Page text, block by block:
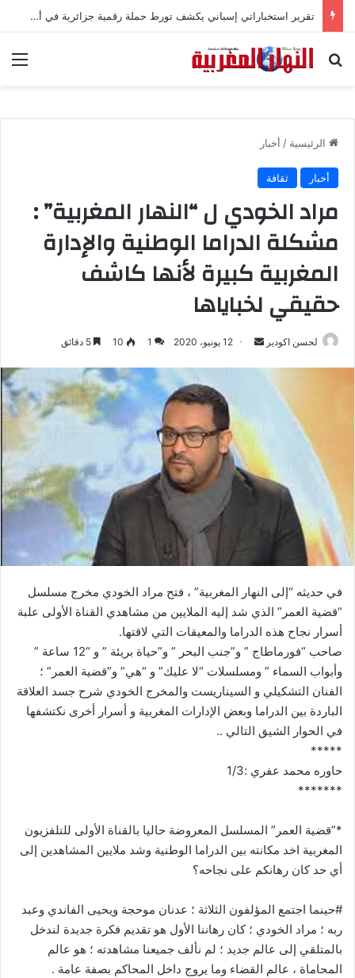
تقرير استخباراتي إسباني يكشف تورط حملة رقمية جزائرية في أحداث سبتة
بحث عن
الرئيسية / أخبار
أخبار ثقافة
مراد الخودي ل “النهار المغربية” :
مشكلة الدراما الوطنية والإدارة
المغربية كبيرة لأنها كاشف
حقيقي لخباياها
لحسن اكودير
ر
د
ر
12 يونيو، 2020 1
10
في حديثه “إلى النهار المغربية” ، فتح مراد الخودي مخرج مسلسل
“قضية العمر” الذي شد إليه الملايين من مشاهدي القناة الأولى علبة
أسرار نجاح هذه الدراما والمعيقات التي لاقتها.
صاحب “فورماطاج ” و”جنب البحر ” و”حياة بريئة ” و “12 ساعة ”
وأبواب السماء ” ومسلسلات “لا عليك” و “هي” و”قضية العمر” ؛
الفنان التشكيلي و السيناريست والمخرج الخودي شرح جسد العلاقة
الباردة بين الدراما وبعض الإدارات المغربية و أسرار أخرى نكتشفها
في الحوار الشيق التالي ..
*****
حاوره محمد عفري :1/3
*******
*”قضية العمر” المسلسل المعروضة حاليا بالقناة الأولى للتلفزيون
المغربية اخد مكانته بين الدراما الوطنية وشد ملايين المشاهدين إلى
أي حد كان رهانكم على نجاحه؟
#حينما اجتمع المؤلفون الثلاثة ؛ عدنان موحجة ويحيى الفاندي وعبد
ربه ؛ مراد الخودي ؛ كان رهاننا الأول هو تقديم فكرة جديدة لندخل
بالمتلقي إلى عالم جديد ؛ لم نألف جميعنا مشاهدته ؛ هو عالم
المحاماة ، عالم القضاء وما يروج داخل المحاكم بصفة عامة .